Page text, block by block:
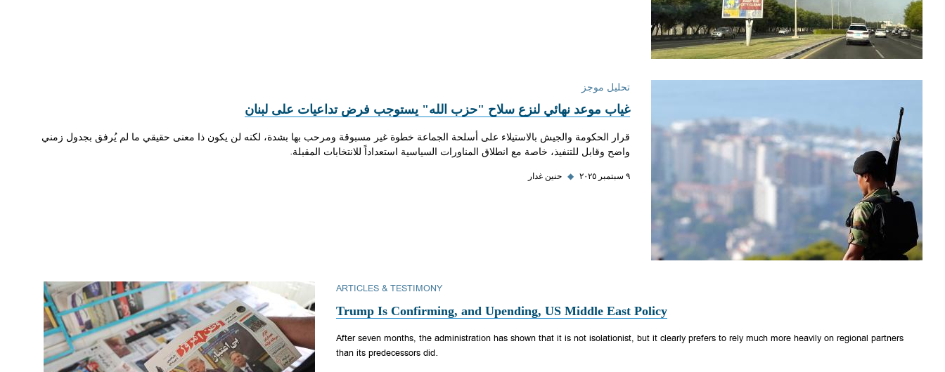
تحليل موجز
غياب موعد نهائي لنزع سلاح "حزب الله" يستوجب فرض تداعيات على لبنان
قرار الحكومة والجيش بالاستيلاء على أسلحة الجماعة خطوة غير مسبوقة ومرحب بها بشدة، لكنه لن يكون ذا معنى حقيقي ما لم يُرفق بجدول زمني
واضح وقابل للتنفيذ، خاصة مع انطلاق المناورات السياسية استعداداً للانتخابات المقبلة.
٩ سبتمبر ٢٠٢٥ ◆ حنين غدار
ARTICLES & TESTIMONY
Trump Is Confirming, and Upending, US Middle East Policy
After seven months, the administration has shown that it is not isolationist, but it clearly prefers to rely much more heavily on regional partners
than its predecessors did.